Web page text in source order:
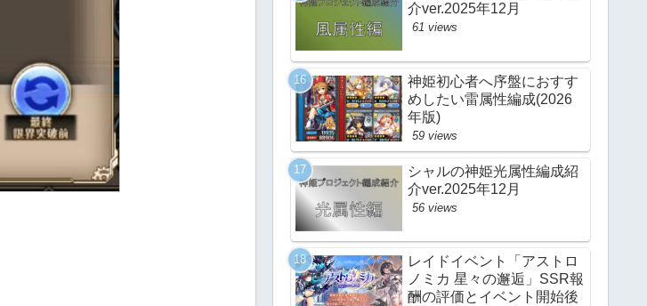
介ver.2025年12月
61 views
神姫初心者へ序盤におすす
めしたい雷属性編成(2026
年版)
59 views
シャルの神姫光属性編成紹
介ver.2025年12月
56 views
レイドイベント「アストロ
ノミカ 星々の邂逅」SSR報
酬の評価とイベント開始後